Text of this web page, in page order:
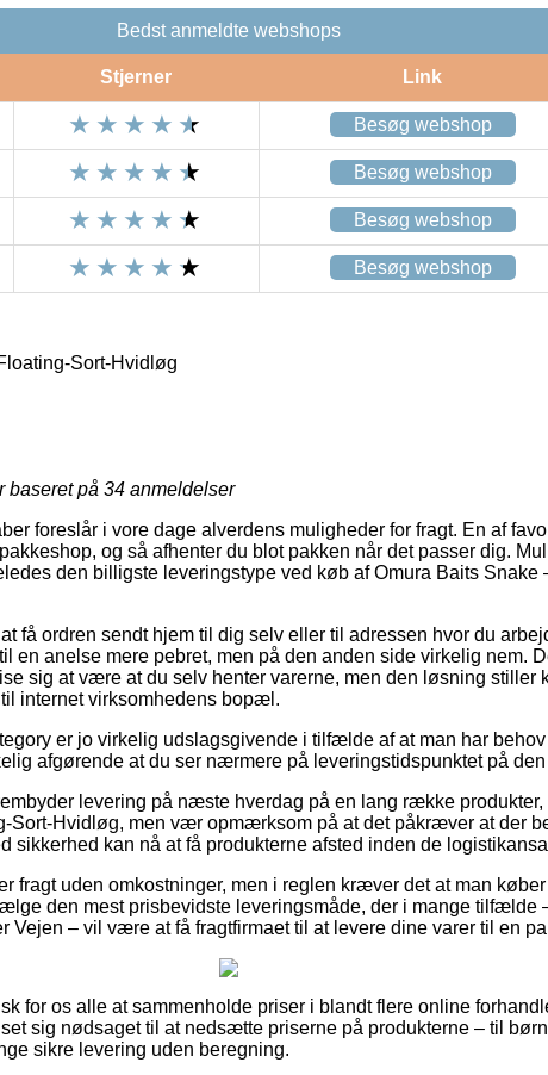
Bedst anmeldte webshops
Stjerner Link
Besøg webshop
Besøg webshop
Besøg webshop
Besøg webshop
Sort-Hvidløg
baseret på 34 anmeldelser
foreslår i vore dage alverdens muligheder for fragt. En af
og så afhenter du blot pakken når det passer dig.
den billigste leveringstype ved køb af Omura Baits Snake
få ordren sendt hjem til dig selv eller til adressen hvor du
en anelse mere pebret, men på den anden side virkelig nem.
sig at være at du selv henter varerne, men den løsning stiller
internet virksomhedens bopæl.
er jo virkelig udslagsgivende i tilfælde af at man har
afgørende at du ser nærmere på leveringstidspunktet på
levering på næste hverdag på en lang række
Sort-Hvidløg, men vær opmærksom på at det påkræver at der
sikkerhed kan nå at få produkterne afsted inden de
fragt uden omkostninger, men i reglen kræver det at man
den mest prisbevidste leveringsmåde, der i mange tilfælde
Vejen – vil være at få fragtfirmaet til at levere dine varer til en
for os alle at sammenholde priser i blandt flere online
sig nødsaget til at nedsætte priserne på produkterne – til
sikre levering uden beregning.